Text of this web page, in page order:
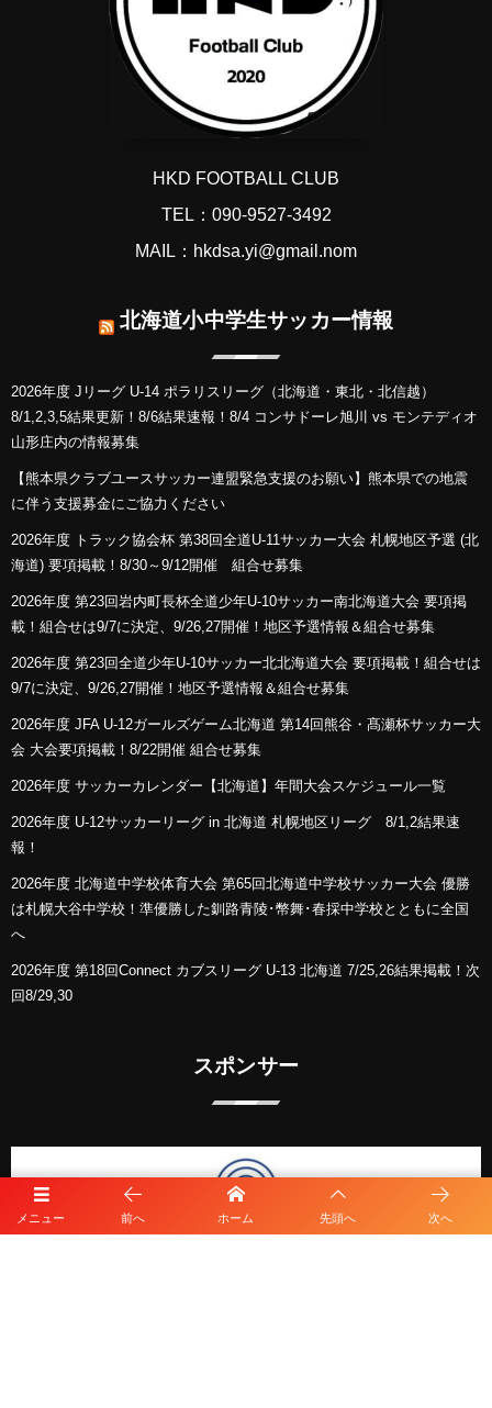
メニュー 前へ ホーム 先頭へ 次へ
HKD FOOTBALL CLUB
TEL：090-9527-3492
MAIL：hkdsa.yi@gmail.nom
北海道小中学生サッカー情報
2026年度 Jリーグ U-14 ポラリスリーグ（北海道・東北・北信越）
8/1,2,3,5結果更新！8/6結果速報！8/4 コンサドーレ旭川 vs モンテディオ
山形庄内の情報募集
【熊本県クラブユースサッカー連盟緊急支援のお願い】熊本県での地震
に伴う支援募金にご協力ください
2026年度 トラック協会杯 第38回全道U-11サッカー大会 札幌地区予選 (北
海道) 要項掲載！8/30～9/12開催 組合せ募集
2026年度 第23回岩内町長杯全道少年U-10サッカー南北海道大会 要項掲
載！組合せは9/7に決定、9/26,27開催！地区予選情報＆組合せ募集
2026年度 第23回全道少年U-10サッカー北北海道大会 要項掲載！組合せは
9/7に決定、9/26,27開催！地区予選情報＆組合せ募集
2026年度 JFA U-12ガールズゲーム北海道 第14回熊谷・髙瀬杯サッカー大
会 大会要項掲載！8/22開催 組合せ募集
2026年度 サッカーカレンダー【北海道】年間大会スケジュール一覧
2026年度 U-12サッカーリーグ in 北海道 札幌地区リーグ 8/1,2結果速
報！
2026年度 北海道中学校体育大会 第65回北海道中学校サッカー大会 優勝
は札幌大谷中学校！準優勝した釧路青陵･幣舞･春採中学校とともに全国
へ
2026年度 第18回Connect カブスリーグ U-13 北海道 7/25,26結果掲載！次
回8/29,30
スポンサー